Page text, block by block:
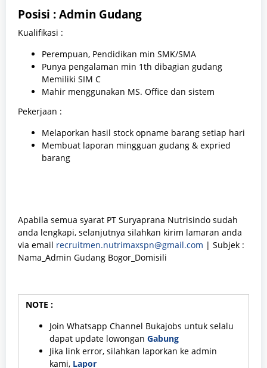
Posisi : Admin Gudang
Kualifikasi :
Perempuan, Pendidikan min SMK/SMA
Punya pengalaman min 1th dibagian gudang
Memiliki SIM C
Mahir menggunakan MS. Office dan sistem
Pekerjaan :
Melaporkan hasil stock opname barang setiap hari
Membuat laporan mingguan gudang & expried
barang
Apabila semua syarat PT Suryaprana Nutrisindo sudah
anda lengkapi, selanjutnya silahkan kirim lamaran anda
via email recruitmen.nutrimaxspn@gmail.com | Subjek :
Nama_Admin Gudang Bogor_Domisili
NOTE :
Join Whatsapp Channel Bukajobs untuk selalu
dapat update lowongan Gabung
Jika link error, silahkan laporkan ke admin
kami, Lapor